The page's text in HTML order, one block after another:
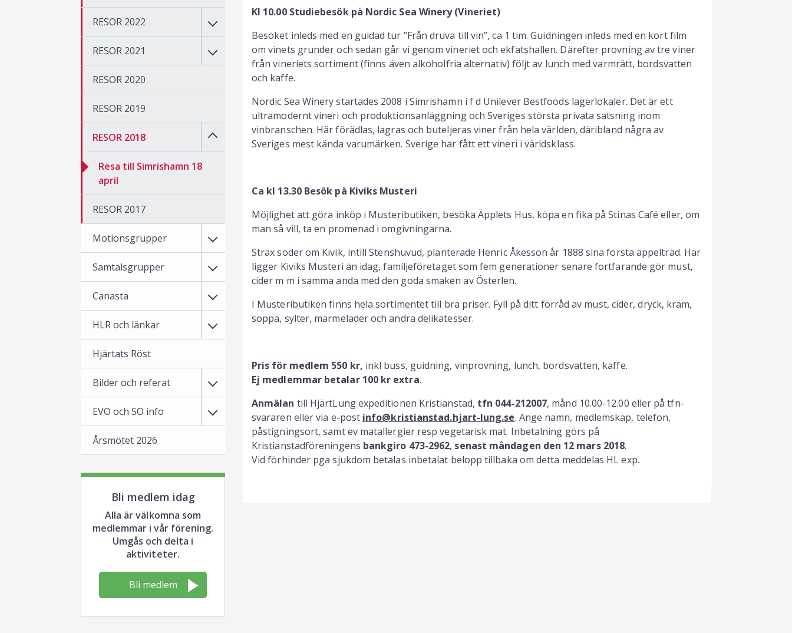
Kl 10.00 Studiebesök på Nordic Sea Winery (Vineriet)
Besöket inleds med en guidad tur ”Från druva till vin”, ca 1 tim. Guidningen inleds med en kort film
om vinets grunder och sedan går vi genom vineriet och ekfatshallen. Därefter provning av tre viner
från vineriets sortiment (finns även alkoholfria alternativ) följt av lunch med varmrätt, bordsvatten
och kaffe.
Nordic Sea Winery startades 2008 i Simrishamn i f d Unilever Bestfoods lagerlokaler. Det är ett
ultramodernt vineri och produktionsanläggning och Sveriges största privata satsning inom
vinbranschen. Här förädlas, lagras och buteljeras viner från hela världen, däribland några av
Sveriges mest kända varumärken. Sverige har fått ett vineri i världsklass.
Ca kl 13.30 Besök på Kiviks Musteri
Möjlighet att göra inköp i Musteributiken, besöka Äpplets Hus, köpa en fika på Stinas Café eller, om
man så vill, ta en promenad i omgivningarna.
Strax söder om Kivik, intill Stenshuvud, planterade Henric Åkesson år 1888 sina första äppelträd. Här
ligger Kiviks Musteri än idag, familjeföretaget som fem generationer senare fortfarande gör must,
cider m m i samma anda med den goda smaken av Österlen.
I Musteributiken finns hela sortimentet till bra priser. Fyll på ditt förråd av must, cider, dryck, kräm,
soppa, sylter, marmelader och andra delikatesser.
Pris för medlem 550 kr, inkl buss, guidning, vinprovning, lunch, bordsvatten, kaffe.
Ej medlemmar betalar 100 kr extra.
Anmälan till HjärtLung expeditionen Kristianstad, tfn 044-212007, månd 10.00-12.00 eller på tfn-
svararen eller via e-post info@kristianstad.hjart-lung.se. Ange namn, medlemskap, telefon,
påstigningsort, samt ev matallergier resp vegetarisk mat. Inbetalning görs på
Kristianstadföreningens bankgiro 473-2962, senast måndagen den 12 mars 2018.
Vid förhinder pga sjukdom betalas inbetalat belopp tillbaka om detta meddelas HL exp.
RESOR 2022
RESOR 2021
RESOR 2020
RESOR 2019
RESOR 2018
Resa till Simrishamn 18
april
RESOR 2017
Motionsgrupper
Samtalsgrupper
Canasta
HLR och länkar
Hjärtats Röst
Bilder och referat
EVO och SO info
Årsmötet 2026
Bli medlem idag
Alla är välkomna som
medlemmar i vår förening.
Umgås och delta i
aktiviteter.
Bli medlem